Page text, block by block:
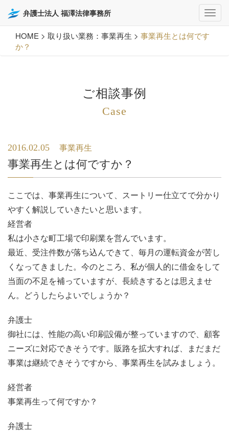
弁護士法人 福澤法律事務所
HOME > 取り扱い業務：事業再生 > 事業再生とは何です
か？
ご相談事例
Case
2016.02.05 事業再生
事業再生とは何ですか？
ここでは、事業再生について、スートリー仕立てで分かり
やすく解説していきたいと思います。
経営者
私は小さな町工場で印刷業を営んでいます。
最近、受注件数が落ち込んできて、毎月の運転資金が苦し
くなってきました。今のところ、私が個人的に借金をして
当面の不足を補っていますが、長続きするとは思えませ
ん。どうしたらよいでしょうか？
弁護士
御社には、性能の高い印刷設備が整っていますので、顧客
ニーズに対応できそうです。販路を拡大すれば、まだまだ
事業は継続できそうですから、事業再生を試みましょう。
経営者
事業再生って何ですか？
弁護士